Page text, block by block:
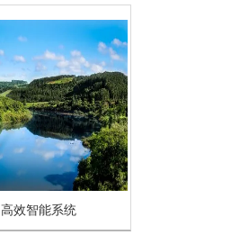
高效智能系统